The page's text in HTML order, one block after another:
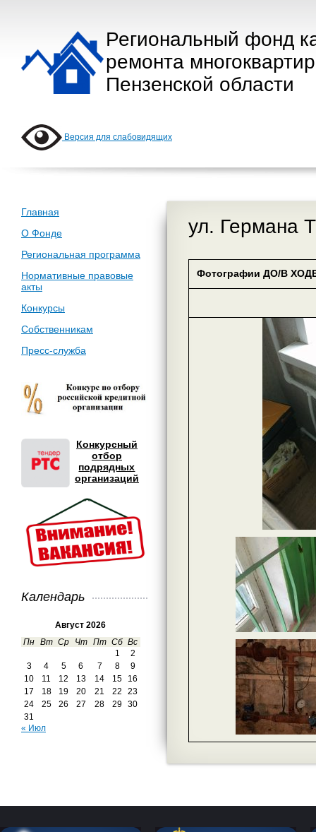
Региональный фонд
ремонта
Пензенской области
Версия для слабовидящих
Главная
О Фонде
Региональная программа
Нормативные правовые
акты
Конкурсы
Собственникам
Пресс-служба
Конкурсный
отбор
подрядных
организаций
Календарь
Август 2026
Пн Вт Ср Чт Пт Сб Вс
1
2
3
4 5 6 7 8
9
10
11 12 13 14 15
16
17
18 19 20 21 22
23
24
25 26 27 28 29
30
31
« Июл
ул. Германа
Фотографии ДО/В ХОДЕ